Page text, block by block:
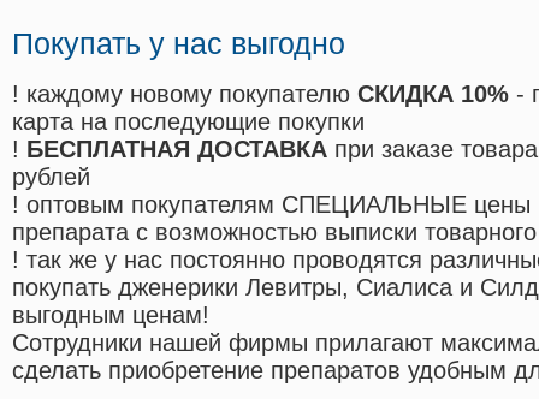
Покупать у нас выгодно
! каждому новому покупателю СКИДКА 10% -
карта на последующие покупки
! БЕСПЛАТНАЯ ДОСТАВКА при заказе
рублей
! оптовым покупателям СПЕЦИАЛЬНЫЕ цены
препарата с возможностью выписки
! так же у нас постоянно проводятся
покупать дженерики Левитры, Сиалиса и
выгодным ценам!
Cотрудники нашей фирмы прилагают
сделать приобретение препаратов удобным